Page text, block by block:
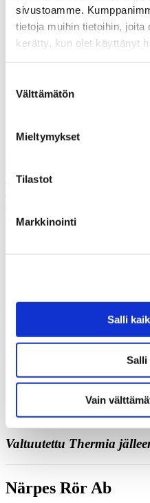
sivustoamme.
tietoja muihin tietoihin, joita
kerätty, kun olet käyttänyt
valinta
Välttämätön
Mieltymykset
Tilastot
Markkinointi
Salli
Salli
Vain
Kiitos! Palaamme
mahdollisimman
Soita meille, mikäli sinulla on
Pyydä tarjous
Soita meille
Juttele asiantuntijan
Soita meille
Närpes Rör Ab
Valtuutettu Thermia
Närpes Rör Ab